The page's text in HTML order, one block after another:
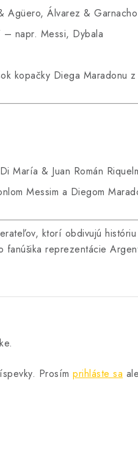
Agüero, Álvarez & Garnacho
– napr. Messi, Dybala
kopačky Diega Maradonu
María & Juan Román
Messim a Diegom
ktorí obdivujú
fanúšika reprezentácie
Prosím prihláste sa